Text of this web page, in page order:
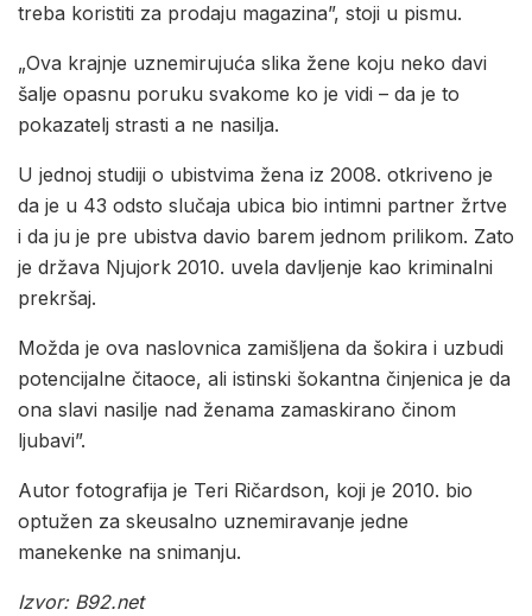
treba koristiti za prodaju magazina”, stoji u pismu.
„Ova krajnje uznemirujuća slika žene koju neko davi
šalje opasnu poruku svakome ko je vidi – da je to
pokazatelj strasti a ne nasilja.
U jednoj studiji o ubistvima žena iz 2008. otkriveno je
da je u 43 odsto slučaja ubica bio intimni partner žrtve
i da ju je pre ubistva davio barem jednom prilikom. Zato
je država Njujork 2010. uvela davljenje kao kriminalni
prekršaj.
Možda je ova naslovnica zamišljena da šokira i uzbudi
potencijalne čitaoce, ali istinski šokantna činjenica je da
ona slavi nasilje nad ženama zamaskirano činom
ljubavi”.
Autor fotografija je Teri Ričardson, koji je 2010. bio
optužen za skeusalno uznemiravanje jedne
manekenke na snimanju.
Izvor: B92.net